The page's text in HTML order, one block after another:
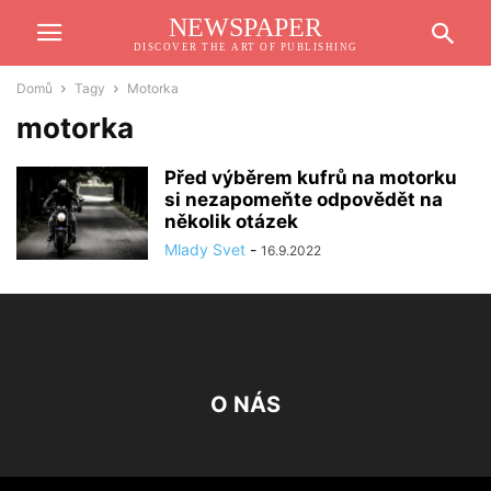
NEWSPAPER
DISCOVER THE ART OF PUBLISHING
Domů Tagy Motorka
motorka
Před výběrem kufrů na motorku
si nezapomeňte odpovědět na
několik otázek
Mlady Svet - 16.9.2022
O NÁS